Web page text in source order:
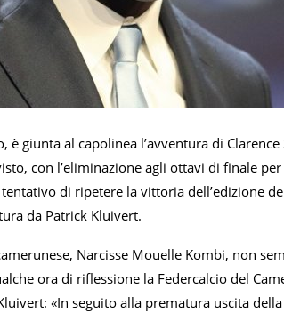
giunta al capolinea l’avventura di
con l’eliminazione agli ottavi di finale
di ripetere la vittoria dell’edizione
da Patrick Kluivert.
Narcisse Mouelle Kombi, non
ora di riflessione la Federcalcio del
«In seguito alla prematura uscita